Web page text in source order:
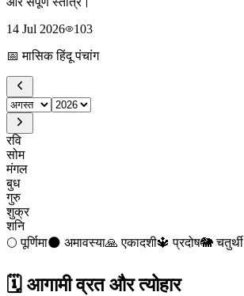
14 Jul 2026
103
📅मासिक हिंदू पंचांग
रवि
सोम
मंगल
बुध
गुरु
शुक्र
शनि
🌕पूर्णिमा🌑 अमावस्या🙏एकादशी🔱प्रदोष🐘चतुर्थी
🗓️ आगामी व्रत और त्योहार